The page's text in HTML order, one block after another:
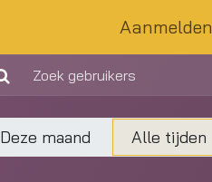
Aanmelden
Deze maand Alle tijden